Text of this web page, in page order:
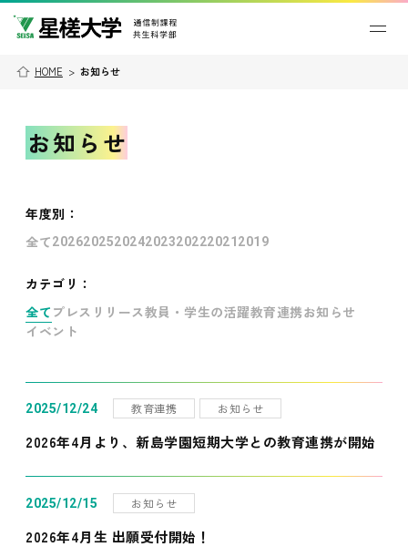
HOME > お知らせ
お知らせ
年度別 ：
全て202620252024202320222021 2019
カテゴリ：
全て プレスリリース教員・学生の活躍教育連携お知らせ
イベント
2025/12/24 教育連携 お知らせ
2026年4月より、新島学園短期大学との教育連携が開始
2025/12/15 お知らせ
2026年4月生 出願受付開始！